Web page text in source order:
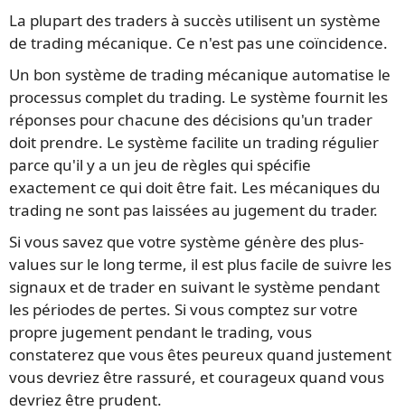
La plupart des traders à succès utilisent un système
de trading mécanique. Ce n'est pas une coïncidence.
Un bon système de trading mécanique automatise le
processus complet du trading. Le système fournit les
réponses pour chacune des décisions qu'un trader
doit prendre. Le système facilite un trading régulier
parce qu'il y a un jeu de règles qui spécifie
exactement ce qui doit être fait. Les mécaniques du
trading ne sont pas laissées au jugement du trader.
Si vous savez que votre système génère des plus-
values sur le long terme, il est plus facile de suivre les
signaux et de trader en suivant le système pendant
les périodes de pertes. Si vous comptez sur votre
propre jugement pendant le trading, vous
constaterez que vous êtes peureux quand justement
vous devriez être rassuré, et courageux quand vous
devriez être prudent.